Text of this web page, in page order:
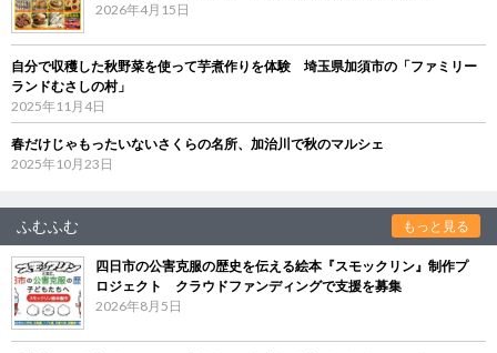
2026年4月15日
自分で収穫した秋野菜を使って芋煮作りを体験 埼玉県加須市の「ファミリー
ランドむさしの村」
2025年11月4日
春だけじゃもったいないさくらの名所、加治川で秋のマルシェ
2025年10月23日
ふむふむ もっと見る
四日市の公害克服の歴史を伝える絵本『スモックリン』制作プ
ロジェクト クラウドファンディングで支援を募集
2026年8月5日